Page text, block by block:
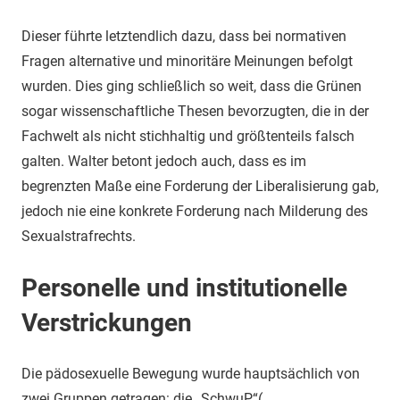
Dieser führte letztendlich dazu, dass bei normativen
Fragen alternative und minoritäre Meinungen befolgt
wurden. Dies ging schließlich so weit, dass die Grünen
sogar wissenschaftliche Thesen bevorzugten, die in der
Fachwelt als nicht stichhaltig und größtenteils falsch
galten. Walter betont jedoch auch, dass es im
begrenzten Maße eine Forderung der Liberalisierung gab,
jedoch nie eine konkrete Forderung nach Milderung des
Sexualstrafrechts.
Personelle und institutionelle
Verstrickungen
Die pädosexuelle Bewegung wurde hauptsächlich von